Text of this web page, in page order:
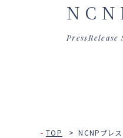
PressRelease
TOP NCNPプレ